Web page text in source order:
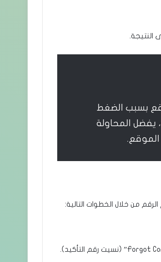
بسبب الضغط
يفضل المحاولة
من خلال الخطوات التالية: